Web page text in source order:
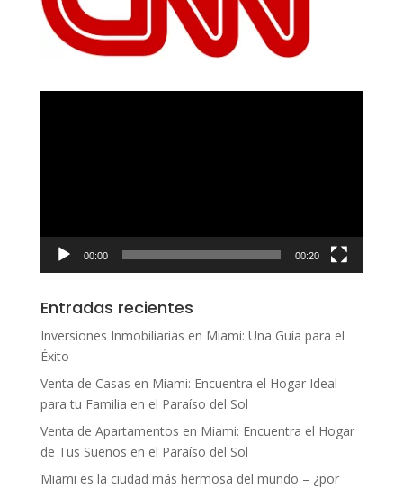
00:00 00:20
Entradas recientes
Inversiones Inmobiliarias en Miami: Una Guía para el
Éxito
Venta de Casas en Miami: Encuentra el Hogar Ideal
para tu Familia en el Paraíso del Sol
Venta de Apartamentos en Miami: Encuentra el Hogar
de Tus Sueños en el Paraíso del Sol
Miami es la ciudad más hermosa del mundo – ¿por